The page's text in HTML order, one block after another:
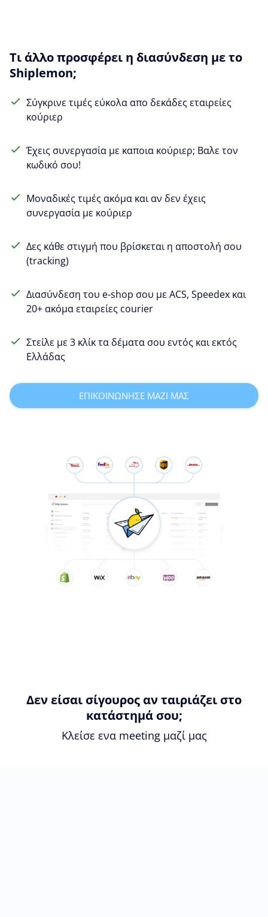
Τι άλλο προσφέρει η διασύνδεση με το
Shiplemon;
Σύγκρινε τιμές εύκολα απο δεκάδες εταιρείες
κούριερ
Έχεις συνεργασία με καποια κούριερ; Βαλε τον
κωδικό σου!
Μοναδικές τιμές ακόμα και αν δεν έχεις
συνεργασία με κούριερ
Δες κάθε στιγμή που βρίσκεται η αποστολή σου
(tracking)
Διασύνδεση του e-shop σου με ACS, Speedex και
20+ ακόμα εταιρείες courier
Στείλε με 3 κλίκ τα δέματα σου εντός και εκτός
Ελλάδας
ΕΠΙΚΟΙΝΩΝΗΣΕ ΜΑΖΙ ΜΑΣ
Δεν είσαι σίγουρος αν ταιριάζει στο
κατάστημά σου;
Κλείσε ενα meeting μαζί μας